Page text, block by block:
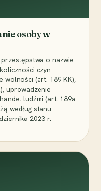
osoby w
o nazwie
czyn
wolności (art. 189 KK),
uprowadzenie
ludźmi (art. 189a
według stanu
2023 r.